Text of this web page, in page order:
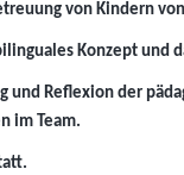
von Kindern
Konzept und
und Reflexion der
im Team.